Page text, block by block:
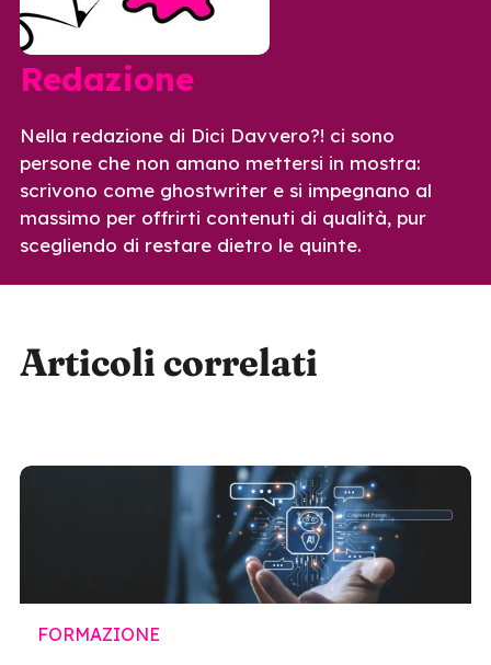
Redazione
Nella redazione di Dici Davvero?! ci sono
persone che non amano mettersi in mostra:
scrivono come ghostwriter e si impegnano al
massimo per offrirti contenuti di qualità, pur
scegliendo di restare dietro le quinte.
Articoli correlati
FORMAZIONE